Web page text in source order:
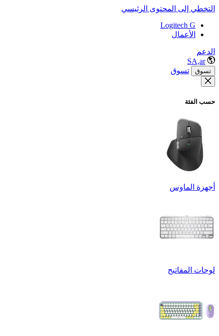
التخطي إلى المحتوى الرئيسي
Logitech G
الأعمال
الدعم
SA,ar
تسوق تسوق
حسب الفئة
أجهزة الماوس
لوحات المفاتيح